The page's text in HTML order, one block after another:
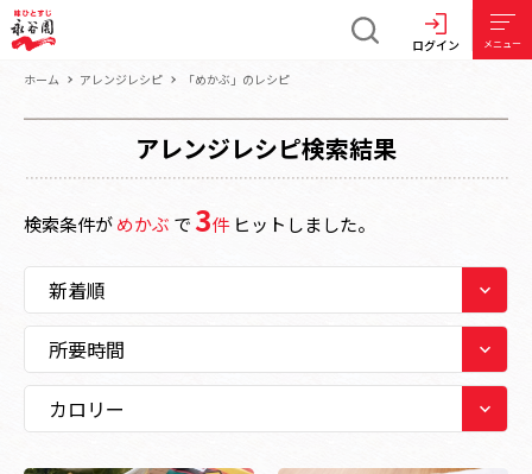
ログイン メニュー
ホーム アレンジレシピ 「めかぶ」のレシピ
アレンジレシピ検索結果
検索条件がめかぶ で 3件 ヒットしました。